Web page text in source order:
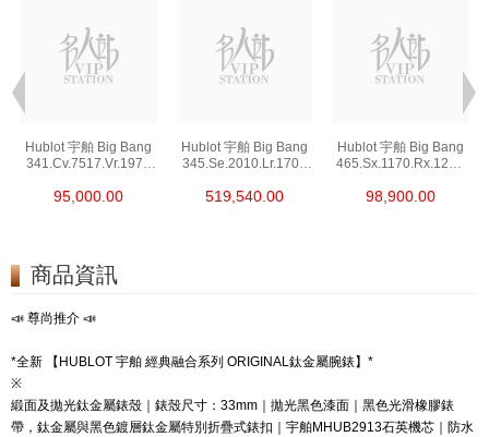
Hublot 宇舶 Big Bang
341.Cv.7517.Vr.1975
95,000.00
Hublot 宇舶 Big Bang
345.Se.2010.Lr.1704
519,540.00
Hublot 宇舶 Big Bang
465.Sx.1170.Rx.1204
98,900.00
商品資訊
📣 尊尚推介 📣
*全新 【HUBLOT 宇舶 經典融合系列 ORIGINAL鈦金屬腕錶】*
※
緞面及拋光鈦金屬錶殼｜錶殼尺寸：33mm｜拋光黑色漆面｜黑色光滑橡膠錶
帶，鈦金屬與黑色鍍層鈦金屬特別折疊式錶扣｜宇舶MHUB2913石英機芯｜防水